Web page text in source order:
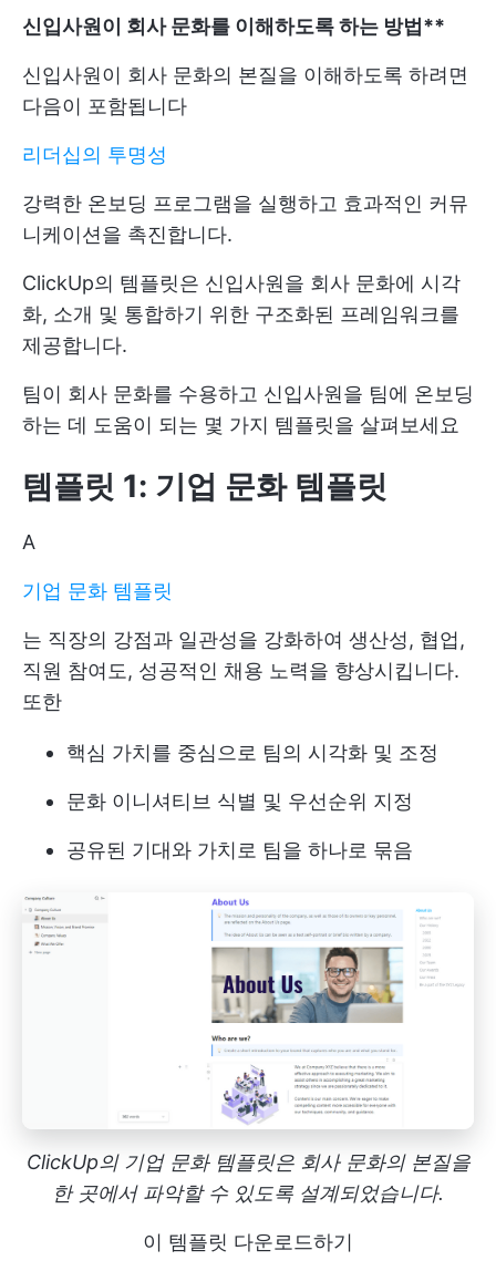
신입사원이 회사 문화를 이해하도록 하는 방법**
신입사원이 회사 문화의 본질을 이해하도록 하려면
다음이 포함됩니다
리더십의 투명성
강력한 온보딩 프로그램을 실행하고 효과적인 커뮤
니케이션을 촉진합니다.
ClickUp의 템플릿은 신입사원을 회사 문화에 시각
화, 소개 및 통합하기 위한 구조화된 프레임워크를
제공합니다.
팀이 회사 문화를 수용하고 신입사원을 팀에 온보딩
하는 데 도움이 되는 몇 가지 템플릿을 살펴보세요
템플릿 1: 기업 문화 템플릿
A
기업 문화 템플릿
는 직장의 강점과 일관성을 강화하여 생산성, 협업,
직원 참여도, 성공적인 채용 노력을 향상시킵니다.
또한
핵심 가치를 중심으로 팀의 시각화 및 조정
문화 이니셔티브 식별 및 우선순위 지정
공유된 기대와 가치로 팀을 하나로 묶음
ClickUp의 기업 문화 템플릿은 회사 문화의 본질을
한 곳에서 파악할 수 있도록 설계되었습니다.
이 템플릿 다운로드하기